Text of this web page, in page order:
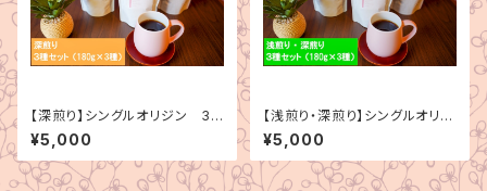
【深煎り】シングルオリジン 3
種セット（180g×3種）
¥5,000
【浅煎り・深煎り】シングルオリジ
ン 3種セット（180g×3種）
¥5,000